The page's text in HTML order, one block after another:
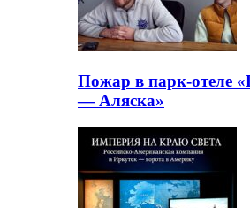
Пожар в парк-отеле
— Аляска»